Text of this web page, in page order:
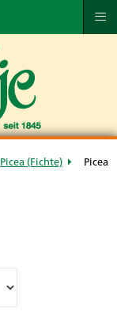
Picea (Fichte)
Picea
≡